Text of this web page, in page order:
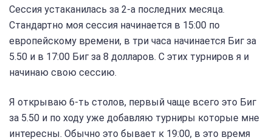
Сессия устаканилась за 2-а последних месяца.
Стандартно моя сессия начинается в 15:00 по
европейскому времени, в три часа начинается Биг за
5.50 и в 17:00 Биг за 8 долларов. С этих турниров я и
начинаю свою сессию.
Я открываю 6-ть столов, первый чаще всего это Биг
за 5.50 и по ходу уже добавляю турниры которые мне
интересны. Обычно это бывает к 19:00, в это время